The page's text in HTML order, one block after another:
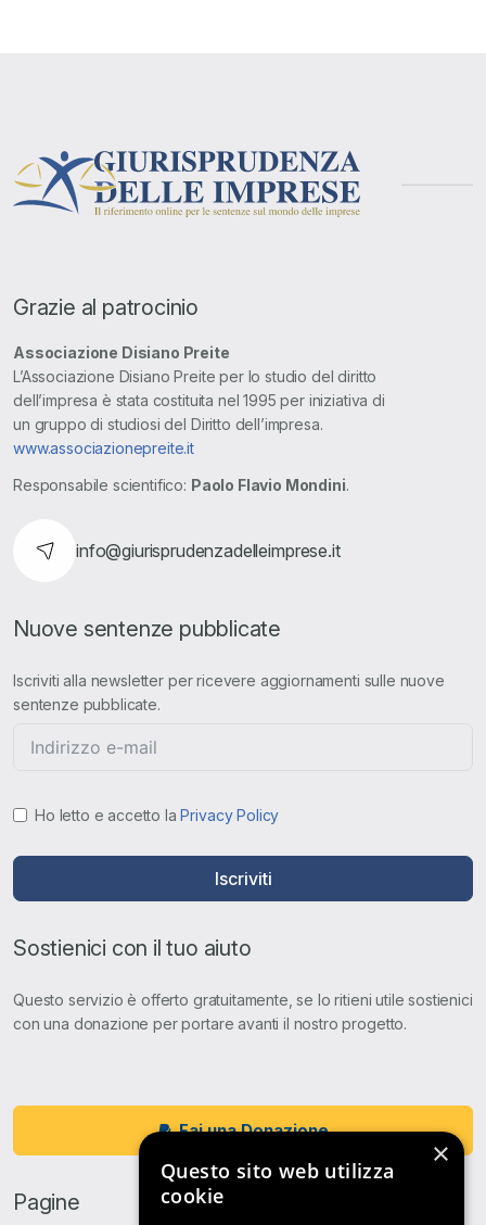
Grazie al patrocinio
Associazione Disiano Preite
L’Associazione Disiano Preite per lo studio del diritto
dell’impresa è stata costituita nel 1995 per iniziativa di
un gruppo di studiosi del Diritto dell’impresa.
www.associazionepreite.it
Responsabile scientifico: Paolo Flavio Mondini.
info@giurisprudenzadelleimprese.it
Nuove sentenze pubblicate
Iscriviti alla newsletter per ricevere aggiornamenti sulle nuove
sentenze pubblicate.
Ho letto e accetto laPrivacy Policy
Iscriviti
Sostienici con il tuo aiuto
Questo servizio è offerto gratuitamente, se lo ritieni utile sostienici
con una donazione per portare avanti il nostro progetto.
Fai una Donazione
Pagine
×
Questo sito web utilizza
cookie